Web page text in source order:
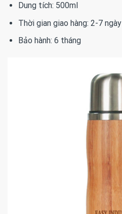
Dung tích: 500ml
Thời gian giao hàng: 2-7 ngày
Bảo hành: 6 tháng